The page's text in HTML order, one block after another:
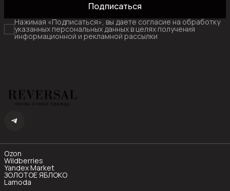
Подписаться
Нажимая «Подписаться», вы даете согласие на обработку
указанных персональных данных в целях получения
информационной и рекламной рассылки
Ozon
Wildberries
Yandex Market
ЗОЛОТОЕ ЯБЛОКО
Lamoda